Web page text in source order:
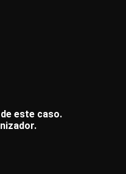
este caso.